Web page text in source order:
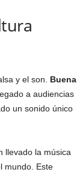
y el son. Buena
a audiencias
un sonido único
llevado la música
mundo. Este